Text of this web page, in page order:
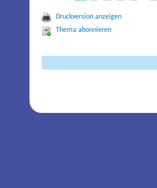
Druckversion anzeigen
Thema abonnieren